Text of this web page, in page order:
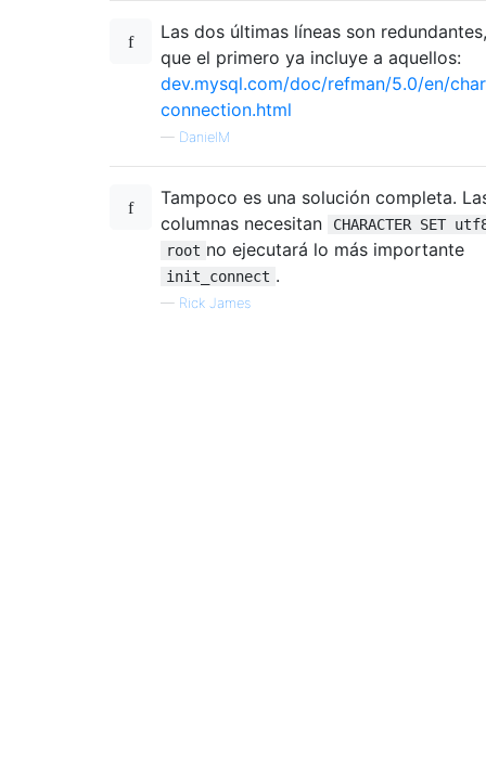
Las dos últimas líneas son
que el primero ya incluye a aquellos:
dev.mysql.com/doc/refman/5.0/en/
connection.html
— DanielM
Tampoco es una solución completa.
columnas necesitan
CHARACTER SET
root no ejecutará lo más importante
init_connect .
— Rick James